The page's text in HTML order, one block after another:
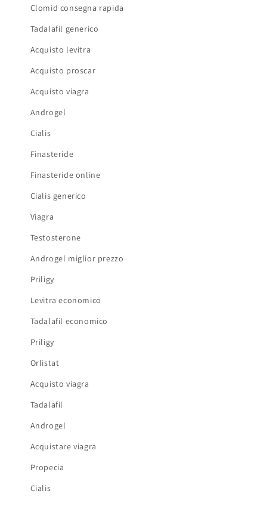
Clomid consegna rapida
Tadalafil generico
Acquisto levitra
Acquisto proscar
Acquisto viagra
Androgel
Cialis
Finasteride
Finasteride online
Cialis generico
Viagra
Testosterone
Androgel miglior prezzo
Priligy
Levitra economico
Tadalafil economico
Priligy
Orlistat
Acquisto viagra
Tadalafil
Androgel
Acquistare viagra
Propecia
Cialis